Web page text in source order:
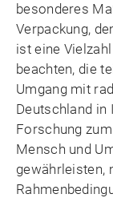
besonderes
Verpackung,
ist eine
beachten, die
Umgang mit
Deutschland in
Forschung
Mensch und
gewährleisten,